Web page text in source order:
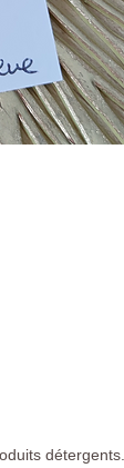
détergents.